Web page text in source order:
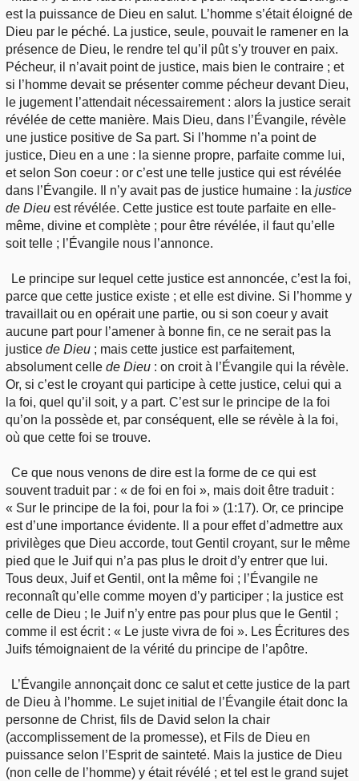
est la puissance de Dieu en salut. L’homme s’était éloigné de
Dieu par le péché. La justice, seule, pouvait le ramener en la
présence de Dieu, le rendre tel qu’il pût s’y trouver en paix.
Pécheur, il n’avait point de justice, mais bien le contraire ; et
si l’homme devait se présenter comme pécheur devant Dieu,
le jugement l’attendait nécessairement : alors la justice serait
révélée de cette manière. Mais Dieu, dans l’Évangile, révèle
une justice positive de Sa part. Si l’homme n’a point de
justice, Dieu en a une : la sienne propre, parfaite comme lui,
et selon Son coeur : or c’est une telle justice qui est révélée
dans l’Évangile. Il n’y avait pas de justice humaine : la justice
de Dieu est révélée. Cette justice est toute parfaite en elle-
même, divine et complète ; pour être révélée, il faut qu’elle
soit telle ; l’Évangile nous l’annonce.
Le principe sur lequel cette justice est annoncée, c’est la foi,
parce que cette justice existe ; et elle est divine. Si l’homme y
travaillait ou en opérait une partie, ou si son coeur y avait
aucune part pour l’amener à bonne fin, ce ne serait pas la
justice de Dieu ; mais cette justice est parfaitement,
absolument celle de Dieu : on croit à l’Évangile qui la révèle.
Or, si c’est le croyant qui participe à cette justice, celui qui a
la foi, quel qu’il soit, y a part. C’est sur le principe de la foi
qu’on la possède et, par conséquent, elle se révèle à la foi,
où que cette foi se trouve.
Ce que nous venons de dire est la forme de ce qui est
souvent traduit par : « de foi en foi », mais doit être traduit :
« Sur le principe de la foi, pour la foi » (1:17). Or, ce principe
est d’une importance évidente. Il a pour effet d’admettre aux
privilèges que Dieu accorde, tout Gentil croyant, sur le même
pied que le Juif qui n’a pas plus le droit d’y entrer que lui.
Tous deux, Juif et Gentil, ont la même foi ; l’Évangile ne
reconnaît qu’elle comme moyen d’y participer ; la justice est
celle de Dieu ; le Juif n’y entre pas pour plus que le Gentil ;
comme il est écrit : « Le juste vivra de foi ». Les Écritures des
Juifs témoignaient de la vérité du principe de l’apôtre.
L’Évangile annonçait donc ce salut et cette justice de la part
de Dieu à l’homme. Le sujet initial de l’Évangile était donc la
personne de Christ, fils de David selon la chair
(accomplissement de la promesse), et Fils de Dieu en
puissance selon l’Esprit de sainteté. Mais la justice de Dieu
(non celle de l’homme) y était révélé ; et tel est le grand sujet